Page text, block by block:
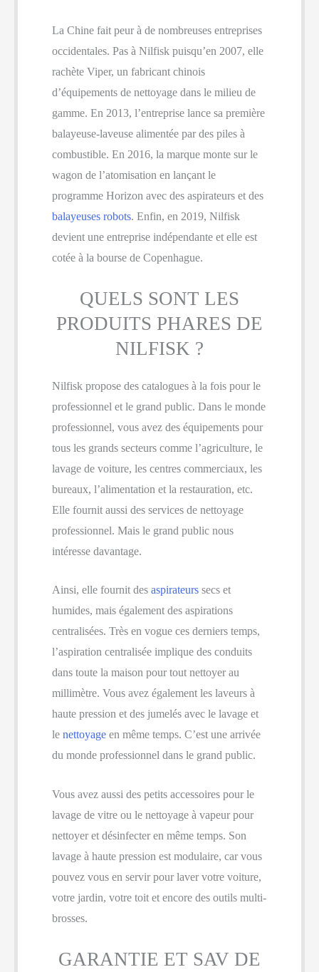
La Chine fait peur à de nombreuses entreprises
occidentales. Pas à Nilfisk puisqu’en 2007, elle
rachète Viper, un fabricant chinois
d’équipements de nettoyage dans le milieu de
gamme. En 2013, l’entreprise lance sa première
balayeuse-laveuse alimentée par des piles à
combustible. En 2016, la marque monte sur le
wagon de l’atomisation en lançant le
programme Horizon avec des aspirateurs et des
balayeuses robots. Enfin, en 2019, Nilfisk
devient une entreprise indépendante et elle est
cotée à la bourse de Copenhague.
QUELS SONT LES
PRODUITS PHARES DE
NILFISK ?
Nilfisk propose des catalogues à la fois pour le
professionnel et le grand public. Dans le monde
professionnel, vous avez des équipements pour
tous les grands secteurs comme l’agriculture, le
lavage de voiture, les centres commerciaux, les
bureaux, l’alimentation et la restauration, etc.
Elle fournit aussi des services de nettoyage
professionnel. Mais le grand public nous
intéresse davantage.
Ainsi, elle fournit des aspirateurs secs et
humides, mais également des aspirations
centralisées. Très en vogue ces derniers temps,
l’aspiration centralisée implique des conduits
dans toute la maison pour tout nettoyer au
millimètre. Vous avez également les laveurs à
haute pression et des jumelés avec le lavage et
le nettoyage en même temps. C’est une arrivée
du monde professionnel dans le grand public.
Vous avez aussi des petits accessoires pour le
lavage de vitre ou le nettoyage à vapeur pour
nettoyer et désinfecter en même temps. Son
lavage à haute pression est modulaire, car vous
pouvez vous en servir pour laver votre voiture,
votre jardin, votre toit et encore des outils multi-
brosses.
GARANTIE ET SAV DE